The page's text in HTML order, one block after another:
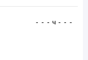
- - - ч - - -